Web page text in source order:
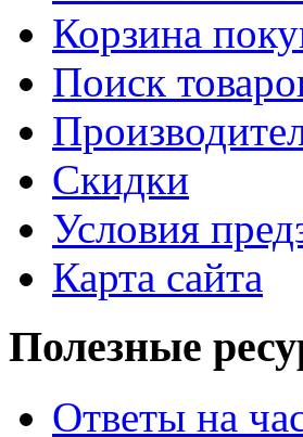
Корзина
Поиск
Скидки
Условия
Карта сайта
Полезные
Ответы на